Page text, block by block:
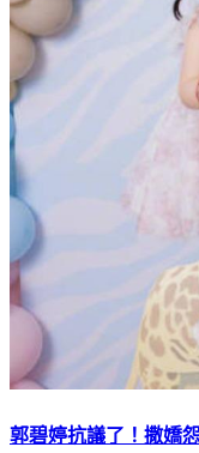
郭碧婷抗議了！撒嬌